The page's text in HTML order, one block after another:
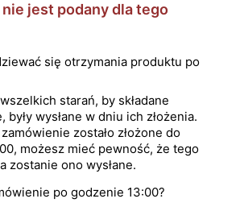
jest podany dla tego
się otrzymania produktu po
starań, by składane
były wysłane w dniu ich złożenia.
zostało złożone do
możesz mieć pewność, że tego
zostanie ono wysłane.
po godzenie 13:00?